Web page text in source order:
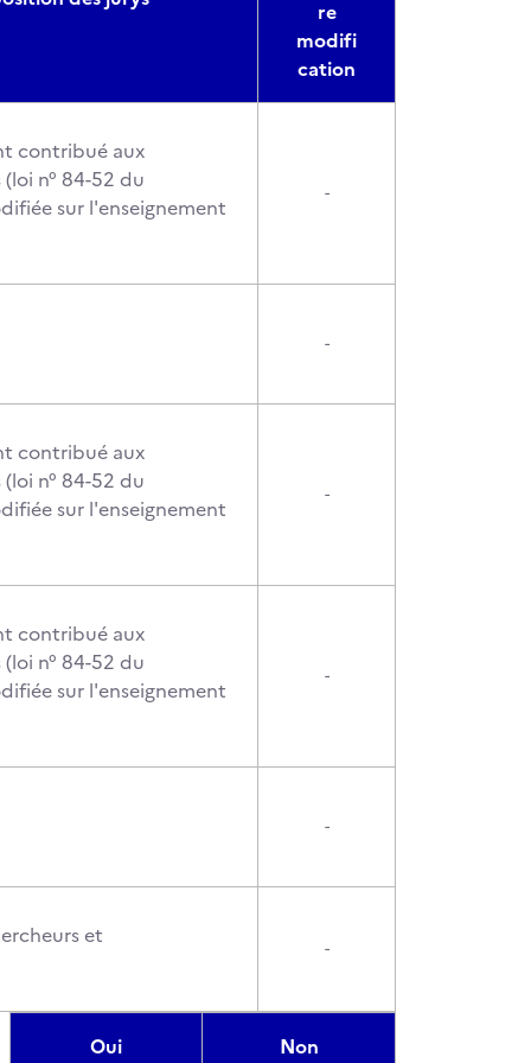
re
modifi
cation
contribué aux
n° 84-52 du
sur l'enseignement
-
-
contribué aux
n° 84-52 du
sur l'enseignement
-
contribué aux
n° 84-52 du
sur l'enseignement
-
-
et
-
Oui Non